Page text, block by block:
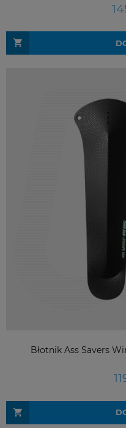
Błotnik Ass Savers